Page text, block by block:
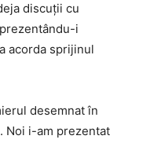
discuții cu
i
acorda sprijinul
desemnat în
Noi i-am prezentat